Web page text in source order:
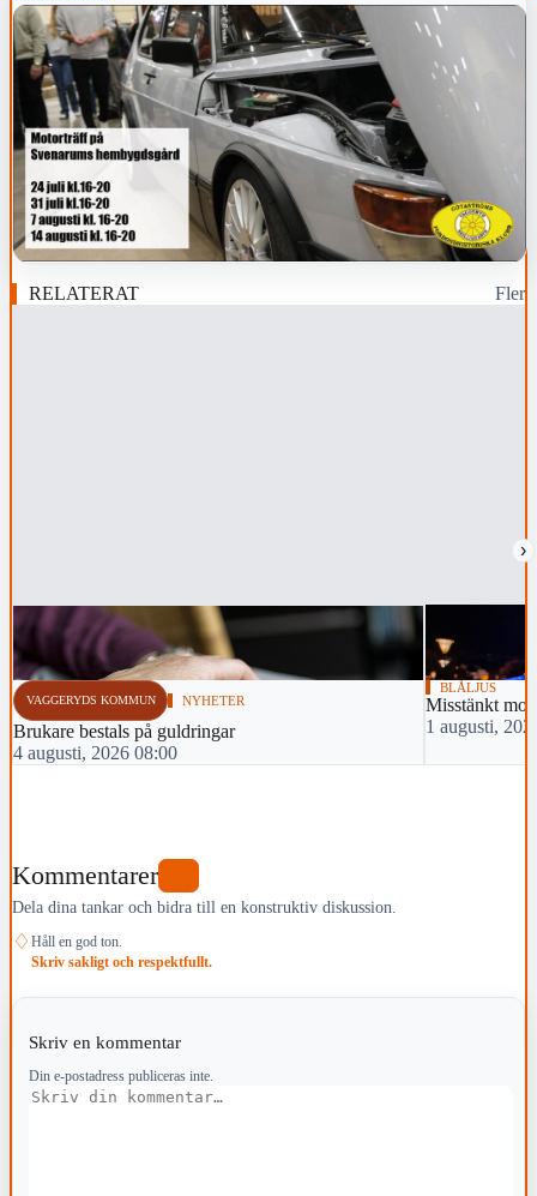
RELATERAT Fler
›
VAGGERYDS KOMMUN NYHETER
Brukare bestals på guldringar
4 augusti, 2026 08:00
BLÅLJUS
Misstänkt
1 augusti,
Kommentarer
Dela dina tankar och bidra till en konstruktiv diskussion.
♢ Håll en god ton.
Skriv sakligt och respektfullt.
Skriv en kommentar
Din e-postadress publiceras inte.
Kommentar